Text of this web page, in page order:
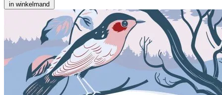
in winkelmand